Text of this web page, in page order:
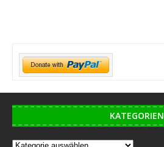
KATEGORIEN